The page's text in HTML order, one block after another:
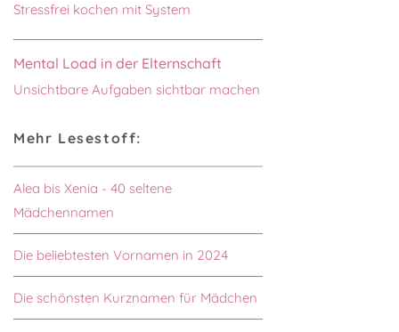
Stressfrei kochen mit System
Mental Load in der Elternschaft
Unsichtbare Aufgaben sichtbar machen
Mehr Lesestoff:
Alea bis Xenia - 40 seltene
Mädchennamen
Die beliebtesten Vornamen in 2024
Die schönsten Kurznamen für Mädchen